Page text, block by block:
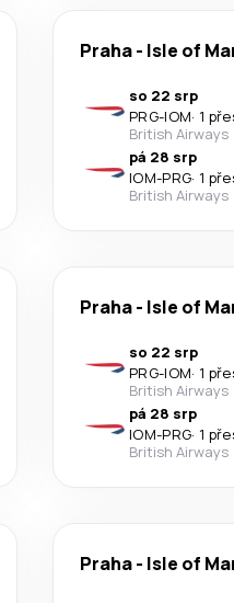
Praha- Isle of
so 22 srp
PRG-IOM· 1
British Airways
pá 28 srp
IOM-PRG· 1
British Airways
Praha- Isle of
so 22 srp
PRG-IOM· 1
British Airways
pá 28 srp
IOM-PRG· 1
British Airways
Praha- Isle of